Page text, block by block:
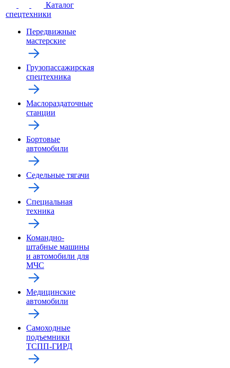
Каталог
спецтехники
Передвижные
мастерские
Грузопассажирская
спецтехника
Маслораздаточные
станции
Бортовые
автомобили
Седельные тягачи
Специальная
техника
Командно-
штабные машины
и автомобили для
МЧС
Медицинские
автомобили
Самоходные
подъемники
ТСПП-ГИРД